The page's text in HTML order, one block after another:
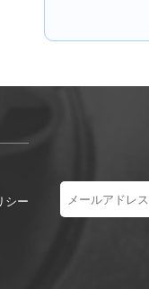
シー